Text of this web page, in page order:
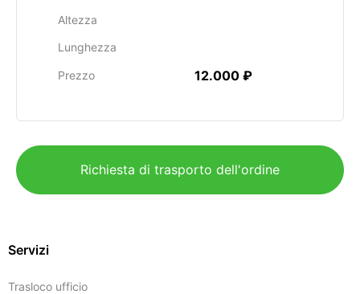
Altezza
Lunghezza
Prezzo 12.000 ₽
Richiesta di trasporto dell'ordine
Servizi
Trasloco ufficio